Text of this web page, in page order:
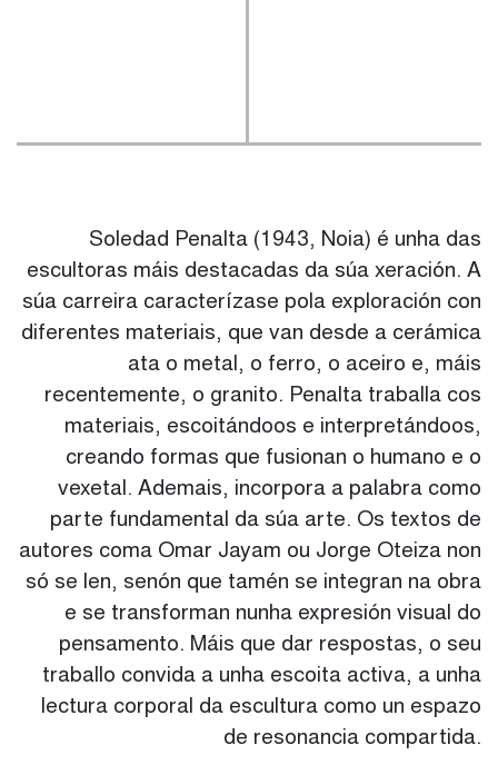
Soledad Penalta (1943, Noia) é unha das
escultoras máis destacadas da súa xeración. A
súa carreira caracterízase pola exploración con
diferentes materiais, que van desde a cerámica
ata o metal, o ferro, o aceiro e, máis
recentemente, o granito. Penalta traballa cos
materiais, escoitándoos e interpretándoos,
creando formas que fusionan o humano e o
vexetal. Ademais, incorpora a palabra como
parte fundamental da súa arte. Os textos de
autores coma Omar Jayam ou Jorge Oteiza non
só se len, senón que tamén se integran na obra
e se transforman nunha expresión visual do
pensamento. Máis que dar respostas, o seu
traballo convida a unha escoita activa, a unha
lectura corporal da escultura como un espazo
de resonancia compartida.